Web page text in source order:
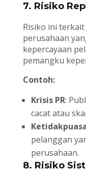
7. Risiko
Risiko ini
perusahaan
kepercayaan
pemangku
Contoh:
Krisis PR:
cacat atau
pelanggan
perusahaan.
8. Risiko